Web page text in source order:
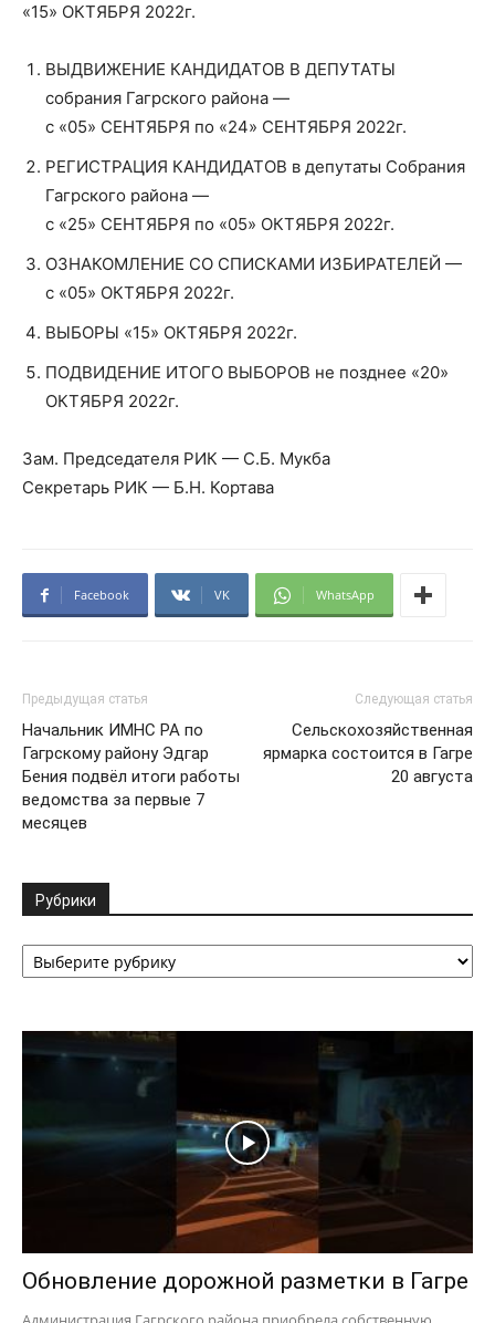
«15» ОКТЯБРЯ 2022г.
ВЫДВИЖЕНИЕ КАНДИДАТОВ В ДЕПУТАТЫ
собрания Гагрского района —
с «05» СЕНТЯБРЯ по «24» СЕНТЯБРЯ 2022г.
РЕГИСТРАЦИЯ КАНДИДАТОВ в депутаты Собрания
Гагрского района —
с «25» СЕНТЯБРЯ по «05» ОКТЯБРЯ 2022г.
ОЗНАКОМЛЕНИЕ СО СПИСКАМИ ИЗБИРАТЕЛЕЙ —
с «05» ОКТЯБРЯ 2022г.
ВЫБОРЫ «15» ОКТЯБРЯ 2022г.
ПОДВИДЕНИЕ ИТОГО ВЫБОРОВ не позднее «20»
ОКТЯБРЯ 2022г.
Зам. Председателя РИК — С.Б. Мукба
Секретарь РИК — Б.Н. Кортава
Facebook VK WhatsApp
Предыдущая статья
Начальник ИМНС РА по
Гагрскому району Эдгар
Бения подвёл итоги работы
ведомства за первые 7
месяцев
Следующая статья
Сельскохозяйственная
ярмарка состоится в Гагре
20 августа
Рубрики
Рубрики
Обновление дорожной разметки в Гагре